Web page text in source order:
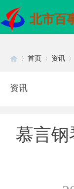
北市百
首页 资讯
资讯
慕言